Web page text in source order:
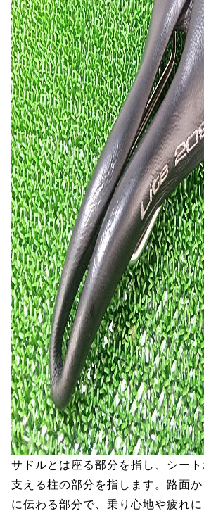
サドルとは座る部分を指し、シー
支える柱の部分を指します。路面
に伝わる部分で、乗り心地や疲れ